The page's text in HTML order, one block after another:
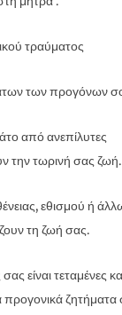
τραύματος
των προγόνων
από ανεπίλυτες
την τωρινή σας ζωή.
εθισμού ή
τη ζωή σας.
είναι τεταμένες
ζητήματα